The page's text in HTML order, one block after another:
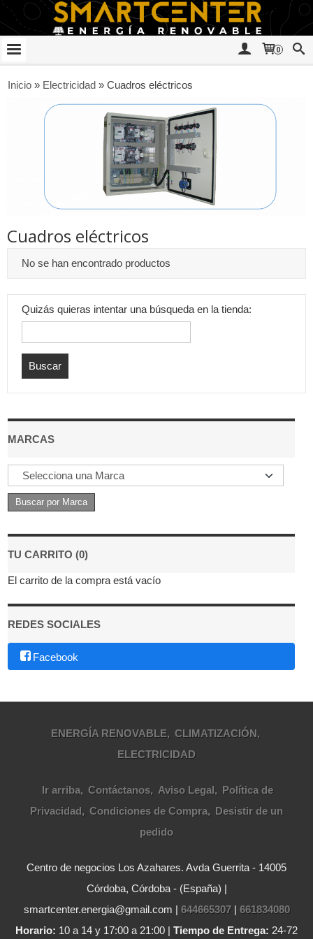
0
MARCAS
TU CARRITO (0)
El carrito de la compra está vacío
REDES SOCIALES
Facebook
Inicio » Electricidad » Cuadros eléctricos
Cuadros eléctricos
No se han encontrado productos
Quizás quieras intentar una búsqueda en la tienda:
ENERGÍA RENOVABLE
CLIMATIZACIÓN
ELECTRICIDAD
Ir arriba Contáctanos Aviso Legal
Política de
Privacidad
Condiciones de Compra
Desistir de un
pedido
Centro de negocios Los Azahares. Avda Guerrita - 14005
Córdoba, Córdoba - (España) |
smartcenter.energia@gmail.com | 644665307| 661834080
Horario: 10 a 14 y 17:00 a 21:00 | Tiempo de Entrega: 24-72